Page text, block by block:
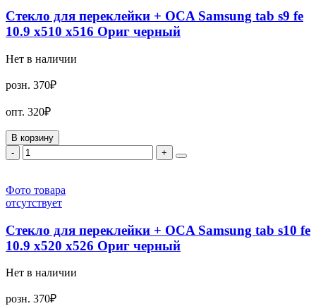
Стекло для переклейки + OCA Samsung tab s9 fe
10.9 x510 x516 Ориг черный
Нет в наличии
розн. 370₽
опт. 320₽
В корзину
-
+
Фото товара
отсутствует
Стекло для переклейки + OCA Samsung tab s10 fe
10.9 x520 x526 Ориг черный
Нет в наличии
розн. 370₽